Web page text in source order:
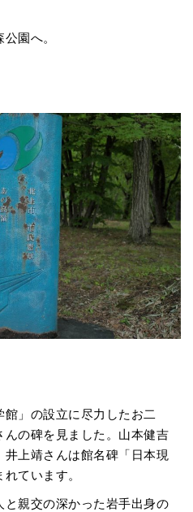
園へ。
館」の設立に尽力したお二
んの碑を見ました。山本健吉
井上靖さんは館名碑「日本現
ています。
と親交の深かった岩手出身の